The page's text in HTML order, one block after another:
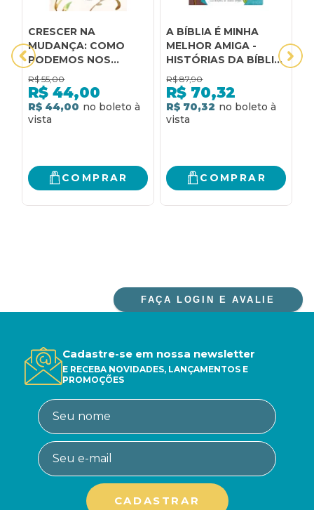
CRESCER NA
MUDANÇA: COMO
PODEMOS NOS
TORNAR MAIS LIVRES,
MAIS AUTÊNTICOS,
MAIS SERENOS E MAIS
ESPERANÇOSOS
R$ 55,00
R$ 44,00
R$ 44,00
COMPRAR
A BÍBLIA É MINHA
MELHOR AMIGA -
HISTÓRIAS DA BÍBLIA:
QUE HISTÓRIA A
BÍBLIA TEM PARA
VOCÊ EXPLORAR
ESTA SEMANA?
R$ 87,90
R$ 70,32
R$ 70,32
COMPRAR
FAÇA LOGIN E AVALIE
Cadastre-se em nossa newsletter
E RECEBA NOVIDADES, LANÇAMENTOS E
PROMOÇÕES